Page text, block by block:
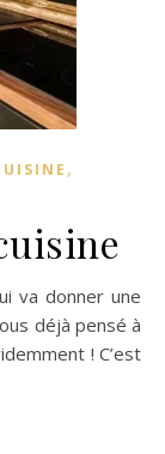
,
déjà pensé à
! C’est